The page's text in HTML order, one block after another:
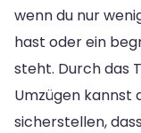
wenn du nur
hast oder ein
steht. Durch das
Umzügen kannst
sicherstellen,